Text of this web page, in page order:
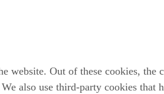
Out of these cookies, the
also use third-party cookies that